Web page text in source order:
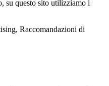
su questo sito utilizziamo i
Raccomandazioni di